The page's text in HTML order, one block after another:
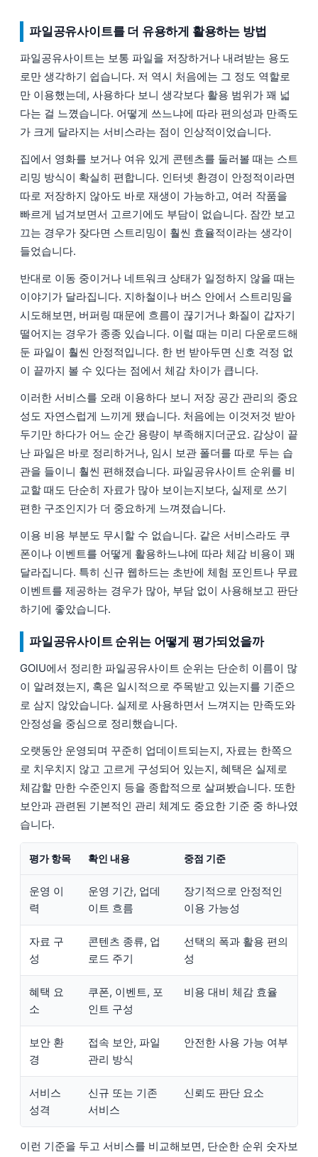
파일공유사이트를 더 유용하게 활용하는 방법
파일공유사이트는 보통 파일을 저장하거나 내려받는 용도
로만 생각하기 쉽습니다. 저 역시 처음에는 그 정도 역할로
만 이용했는데, 사용하다 보니 생각보다 활용 범위가 꽤 넓
다는 걸 느꼈습니다. 어떻게 쓰느냐에 따라 편의성과 만족도
가 크게 달라지는 서비스라는 점이 인상적이었습니다.
집에서 영화를 보거나 여유 있게 콘텐츠를 둘러볼 때는 스트
리밍 방식이 확실히 편합니다. 인터넷 환경이 안정적이라면
따로 저장하지 않아도 바로 재생이 가능하고, 여러 작품을
빠르게 넘겨보면서 고르기에도 부담이 없습니다. 잠깐 보고
끄는 경우가 잦다면 스트리밍이 훨씬 효율적이라는 생각이
들었습니다.
반대로 이동 중이거나 네트워크 상태가 일정하지 않을 때는
이야기가 달라집니다. 지하철이나 버스 안에서 스트리밍을
시도해보면, 버퍼링 때문에 흐름이 끊기거나 화질이 갑자기
떨어지는 경우가 종종 있습니다. 이럴 때는 미리 다운로드해
둔 파일이 훨씬 안정적입니다. 한 번 받아두면 신호 걱정 없
이 끝까지 볼 수 있다는 점에서 체감 차이가 큽니다.
이러한 서비스를 오래 이용하다 보니 저장 공간 관리의 중요
성도 자연스럽게 느끼게 됐습니다. 처음에는 이것저것 받아
두기만 하다가 어느 순간 용량이 부족해지더군요. 감상이 끝
난 파일은 바로 정리하거나, 임시 보관 폴더를 따로 두는 습
관을 들이니 훨씬 편해졌습니다. 파일공유사이트 순위를 비
교할 때도 단순히 자료가 많아 보이는지보다, 실제로 쓰기
편한 구조인지가 더 중요하게 느껴졌습니다.
이용 비용 부분도 무시할 수 없습니다. 같은 서비스라도 쿠
폰이나 이벤트를 어떻게 활용하느냐에 따라 체감 비용이 꽤
달라집니다. 특히 신규 웹하드는 초반에 체험 포인트나 무료
이벤트를 제공하는 경우가 많아, 부담 없이 사용해보고 판단
하기에 좋았습니다.
파일공유사이트 순위는 어떻게 평가되었을까
GOIU에서 정리한 파일공유사이트 순위는 단순히 이름이 많
이 알려졌는지, 혹은 일시적으로 주목받고 있는지를 기준으
로 삼지 않았습니다. 실제로 사용하면서 느껴지는 만족도와
안정성을 중심으로 정리했습니다.
오랫동안 운영되며 꾸준히 업데이트되는지, 자료는 한쪽으
로 치우치지 않고 고르게 구성되어 있는지, 혜택은 실제로
체감할 만한 수준인지 등을 종합적으로 살펴봤습니다. 또한
보안과 관련된 기본적인 관리 체계도 중요한 기준 중 하나였
습니다.
평가 항목 확인 내용 중점 기준
운영 이
력
운영 기간, 업데
이트 흐름
장기적으로 안정적인
이용 가능성
자료 구
성
콘텐츠 종류, 업
로드 주기
선택의 폭과 활용 편의
성
혜택 요
소
쿠폰, 이벤트, 포
인트 구성
비용 대비 체감 효율
보안 환
경
접속 보안, 파일
관리 방식
안전한 사용 가능 여부
서비스
성격
신규 또는 기존
서비스
신뢰도 판단 요소
이런 기준을 두고 서비스를 비교해보면, 단순한 순위 숫자보